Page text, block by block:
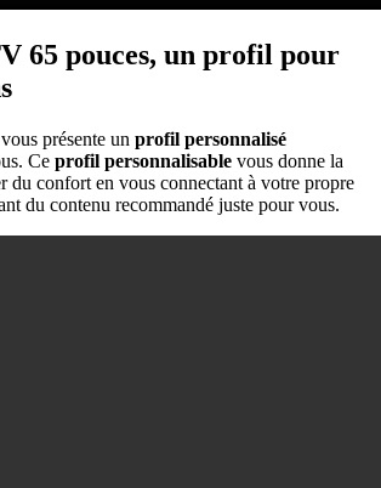
65 pouces, un profil pour
vous présente un profil personnalisé
Ce profil personnalisable vous donne la
du confort en vous connectant à votre propre
du contenu recommandé juste pour vous.